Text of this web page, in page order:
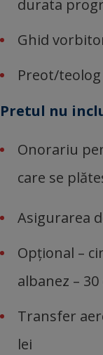
durata
Ghid
Preot/
Pretul nu
Onorariu
care se
Asigurarea
Opțional –
albanez –
Transfer
lei